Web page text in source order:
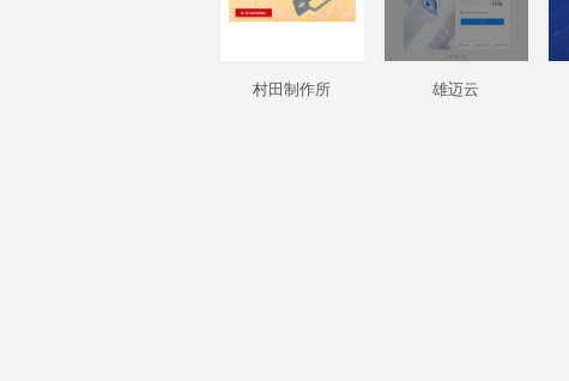
村田制作所 雄迈云